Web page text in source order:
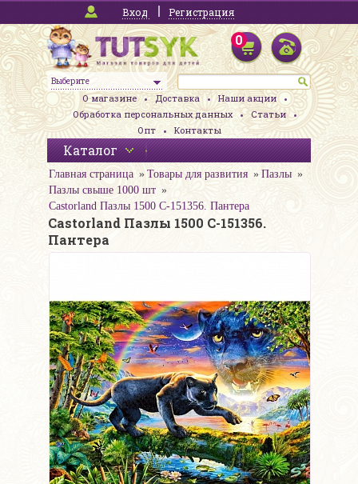
Вход Регистрация
Выберите
0
О магазине Доставка
Наши акции
Обработка персональных данных
Статьи
Опт
Контакты
Каталог
Главная страница Товары для развития
Пазлы
Пазлы свыше 1000 шт
Castorland Пазлы 1500 C-151356. Пантера
Castorland Пазлы 1500 C-151356.
Пантера